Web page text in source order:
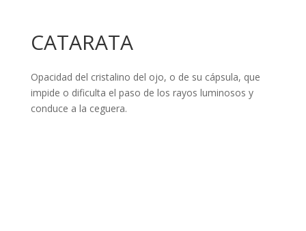
CATARATA
Opacidad del cristalino del ojo, o de su cápsula, que
impide o dificulta el paso de los rayos luminosos y
conduce a la ceguera.